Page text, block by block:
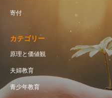
寄付
カテゴリー
原理と価値観
夫婦教育
青少年教育